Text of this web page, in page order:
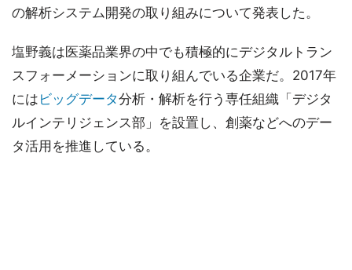
の解析システム開発の取り組みについて発表した。
塩野義は医薬品業界の中でも積極的にデジタルトラン
スフォーメーションに取り組んでいる企業だ。2017年
には ビッグデータ分析・解析を行う専任組織「デジタ
ルインテリジェンス部」を設置し、創薬などへのデー
タ活用を推進している。